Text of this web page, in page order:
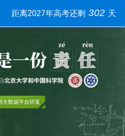
距离2027年高考还剩 302 天